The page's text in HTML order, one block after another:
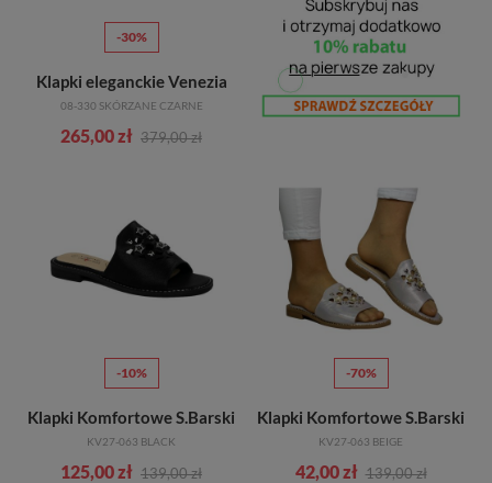
-30%
Klapki eleganckie Venezia
08-330 SKÓRZANE CZARNE
265,00 zł 379,00 zł
-10%
Klapki Komfortowe S.Barski
KV27-063 BLACK
125,00 zł 139,00 zł
-70%
Klapki Komfortowe S.Barski
KV27-063 BEIGE
42,00 zł 139,00 zł